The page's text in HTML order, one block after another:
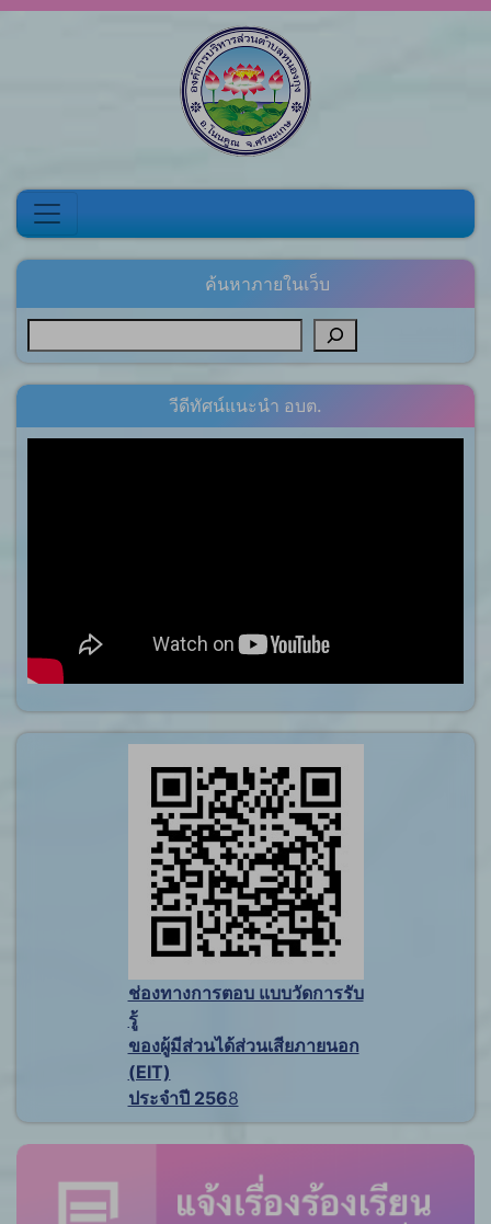
ค้นหาภายในเว็บ
วีดีทัศน์แนะนำ อบต.
ช่องทางการตอบ แบบวัดการรับ
รู้
ของผู้มีส่วนได้ส่วนเสียภายนอก
(EIT)
ประจำปี 2568